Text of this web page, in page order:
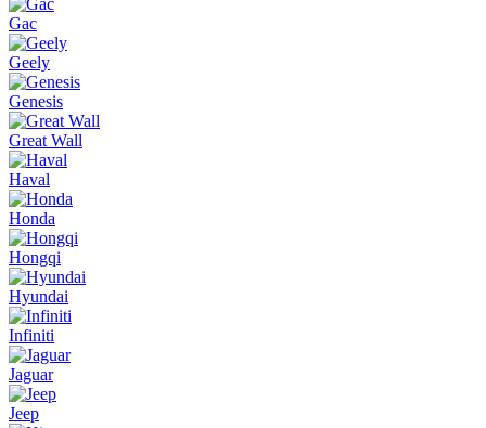
Gac
Geely
Genesis
Great Wall
Haval
Honda
Hongqi
Hyundai
Infiniti
Jaguar
Jeep